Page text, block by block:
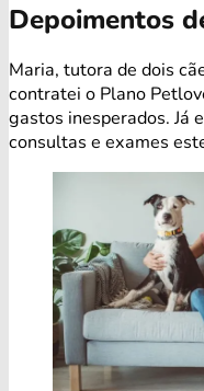
Depoimentos
Maria, tutora de dois
contratei o Plano
gastos inesperados. Já
consultas e exames